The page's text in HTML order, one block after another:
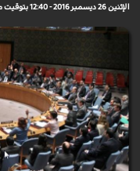
الإثنين 26 ديسمبر 2016 - 12:40 بتوقيت مكة